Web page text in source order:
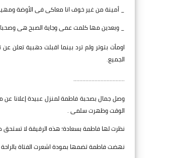
_ أمينة من غير خوف انا معاكى فى الأوضة
_ وبعدين مها كلمت عمى وجاية الصبح هى
اومأت بتوتر ولم ترد بينما اقبلت دهبية تعلن
الجميع.
..................................
وصل جمال بصحبة فاطمة لمنزل عبيدة إعلانا عن
الوقت وظهرت سلمى .
نظرت لها فاطمة بسعادة؛ هذه الرقيقة لا تستحق
نهضت فاطمة تضمها بمودة اشعرت الفتاة بالراحة